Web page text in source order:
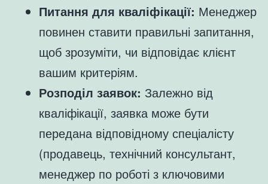
Питання для кваліфікації: Менеджер
повинен ставити правильні запитання,
щоб зрозуміти, чи відповідає клієнт
вашим критеріям.
Розподіл заявок: Залежно від
кваліфікації, заявка може бути
передана відповідному спеціалісту
(продавець, технічний консультант,
менеджер по роботі з ключовими